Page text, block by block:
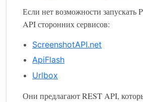
Если нет возможности запускать
API сторонних сервисов:
ScreenshotAPI.net
ApiFlash
Urlbox
Они предлагают REST API,